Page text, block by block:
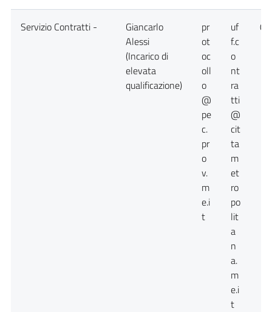
Servizio Contratti -
Giancarlo
Alessi
(Incarico di
elevata
qualificazione)
pr
ot
oc
oll
o
@
pe
c.
pr
o
v.
m
e.i
t
uf
f.c
o
nt
ra
tti
@
cit
ta
m
et
ro
po
lit
a
n
a.
m
e.i
t